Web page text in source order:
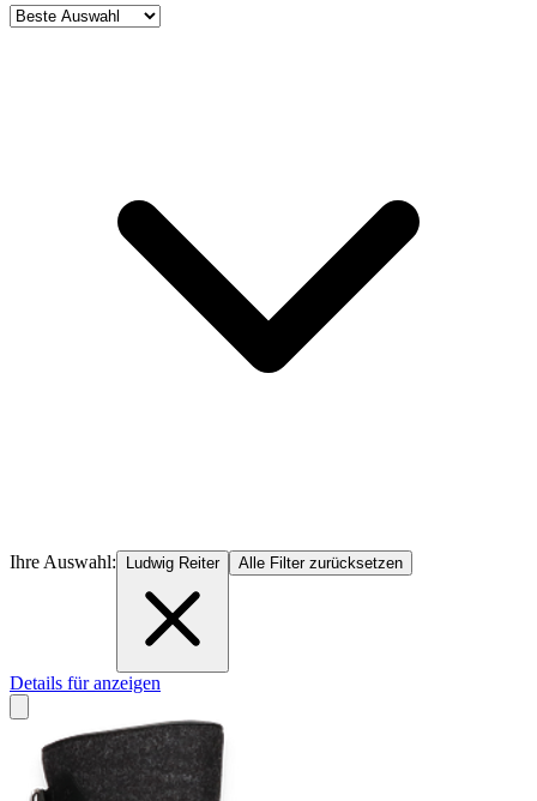
Ihre Auswahl: Ludwig Reiter Alle Filter zurücksetzen
Details für anzeigen